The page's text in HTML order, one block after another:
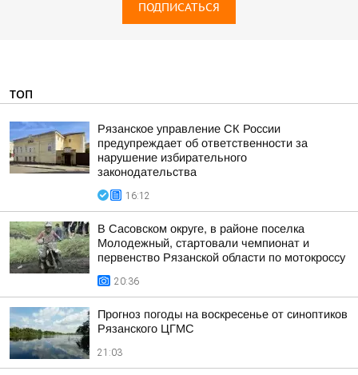
ПОДПИСАТЬСЯ
ТОП
Рязанское управление СК России
предупреждает об ответственности за
нарушение избирательного
законодательства
16:12
В Сасовском округе, в районе поселка
Молодежный, стартовали чемпионат и
первенство Рязанской области по мотокроссу
20:36
Прогноз погоды на воскресенье от синоптиков
Рязанского ЦГМС
21:03